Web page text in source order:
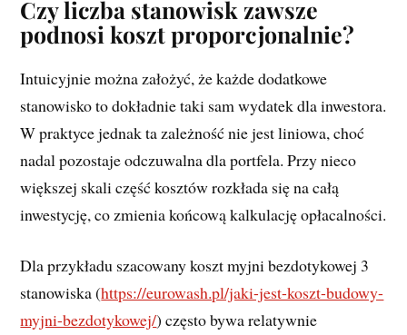
Czy liczba stanowisk zawsze
podnosi koszt proporcjonalnie?
Intuicyjnie można założyć, że każde dodatkowe
stanowisko to dokładnie taki sam wydatek dla inwestora.
W praktyce jednak ta zależność nie jest liniowa, choć
nadal pozostaje odczuwalna dla portfela. Przy nieco
większej skali część kosztów rozkłada się na całą
inwestycję, co zmienia końcową kalkulację opłacalności.
Dla przykładu szacowany koszt myjni bezdotykowej 3
stanowiska (https://eurowash.pl/jaki-jest-koszt-budowy-
myjni-bezdotykowej/) często bywa relatywnie